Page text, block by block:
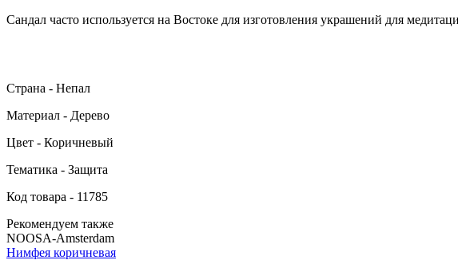
Сандал часто используется на Востоке для изготовления украшений для
Страна - Непал
Материал - Дерево
Цвет - Коричневый
Тематика - Защита
Код товара - 11785
Рекомендуем также
NOOSA-Amsterdam
Нимфея коричневая